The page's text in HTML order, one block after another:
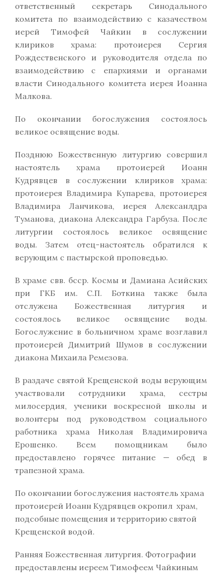
ответственный секретарь Синодального
комитета по взаимодействию с казачеством
иерей Тимофей Чайкин в сослужении
клириков храма: протоиерея Сергия
Рождественского и руководителя отдела по
взаимодействию с епархиями и органами
власти Синодального комитета иерея Иоанна
Малкова.
По окончании богослужения состоялось
великое освящение воды.
Позднюю Божественную литургию совершил
настоятель храма протоиерей Иоанн
Кудрявцев в сослужении клириков храма:
протоиерея Владимира Купарева, протоиерея
Владимира Ланчикова, иерея Алексанлдра
Туманова, диакона Александра Гарбуза. После
литургии состоялось великое освящение
воды. Затем отец-настоятель обратился к
верующим с пастырской проповедью.
В храме свв. бсср. Космы и Дамиана Асийских
при ГКБ им. С.П. Боткина также была
отслужена Божественная литургия и
состоялось великое освящение воды.
Богослужение в больничном храме возглавил
протоиерей Димитрий Шумов в сослужении
диакона Михаила Ремезова.
В раздаче святой Крещенской воды верующим
участвовали сотрудники храма, сестры
милосердия, ученики воскресной школы и
волонтеры под руководством социального
работника храма Николая Владимировича
Ерошенко. Всем помощникам было
предоставлено горячее питание — обед в
трапезной храма.
По окончании богослужения настоятель храма
протоиерей Иоанн Кудрявцев окропил храм,
подсобные помещения и территорию святой
Крещенской водой.
Ранняя Божественная литургия. Фотографии
предоставлены иереем Тимофеем Чайкиным